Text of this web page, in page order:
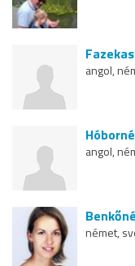
angol,
angol,
német,